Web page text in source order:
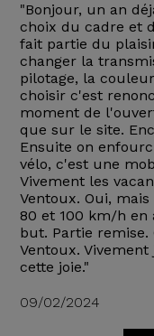
"Bonjour, un an
choix du cadre et
fait partie du
changer la
pilotage, la
choisir c'est
moment de
que sur le site.
Ensuite on
vélo, c'est une
Vivement les
Ventoux. Oui,
80 et 100 km/h
but. Partie remise.
Ventoux.
cette joie."
09/02/2024